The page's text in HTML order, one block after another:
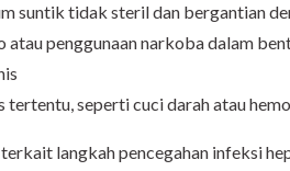
suntik tidak steril dan bergantian
atau penggunaan narkoba dalam
tertentu, seperti cuci darah atau
langkah pencegahan infeksi